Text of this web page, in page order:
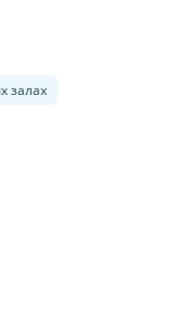
залах